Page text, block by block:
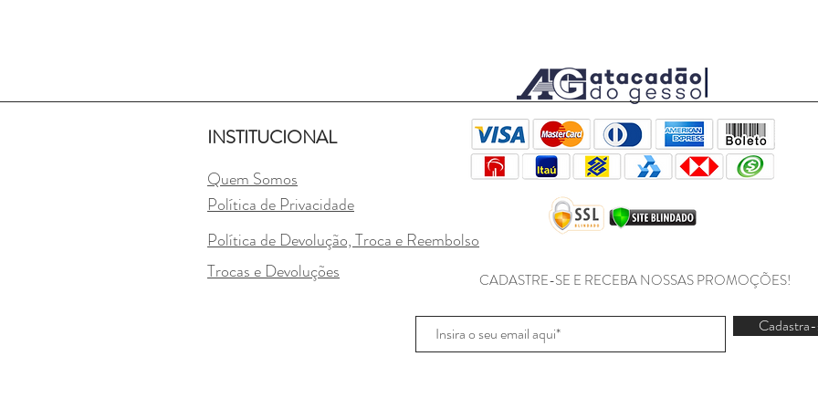
CADASTRE-SE E RECEBA NOSSAS PROMOÇÕES!
INSTITUCIONAL
Quem Somos
Política de Privacidade
Política de Devolução, Troca e Reembolso
Trocas e Devoluções